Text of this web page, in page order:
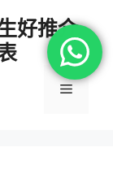
好推介
選